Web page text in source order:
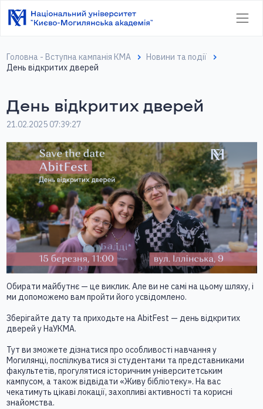
Головна - Вступна кампанія КМА
Новини та події
День відкритих дверей
День відкритих дверей
21.02.2025 07:39:27
Обирати майбутнє — це виклик. Але ви не самі на цьому шляху, і
ми допоможемо вам пройти його усвідомлено.
Зберігайте дату та приходьте на AbitFest — день відкритих
дверей у НаУКМА.
Тут ви зможете дізнатися про особливості навчання у
Могилянці, поспілкуватися зі студентами та представниками
факультетів, прогулятися історичним університетським
кампусом, а також відвідати «Живу бібліотеку». На вас
чекатимуть цікаві локації, захопливі активності та корисні
знайомства.